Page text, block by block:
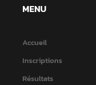
MENU
Accueil
Inscriptions
Résultats